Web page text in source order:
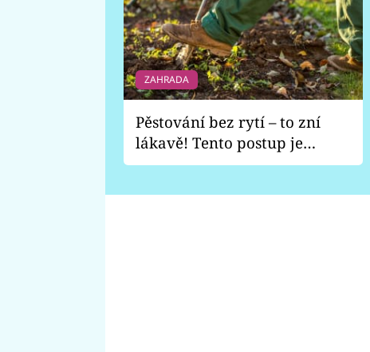
ZAHRADA
Pěstování bez rytí – to zní
lákavě! Tento postup je
vhodný jen pro některé